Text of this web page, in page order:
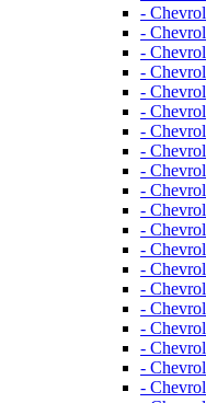
-
-
-
-
-
-
-
-
-
-
-
-
-
-
-
-
-
-
-
-